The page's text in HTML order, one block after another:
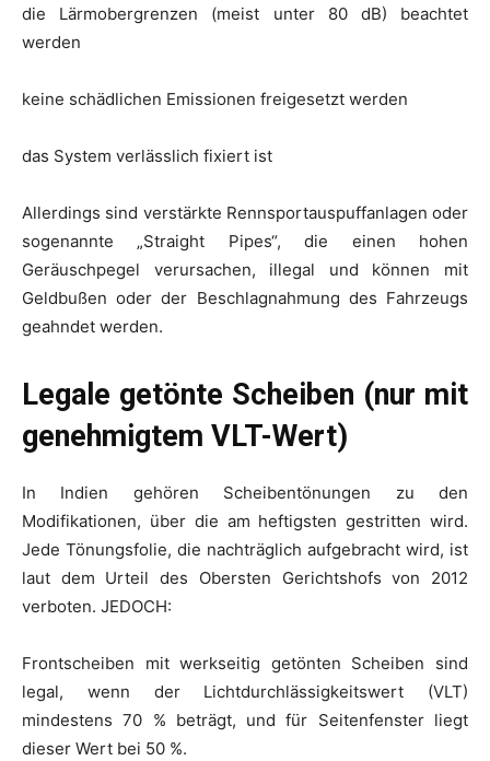
die Lärmobergrenzen (meist unter 80 dB) beachtet
werden
keine schädlichen Emissionen freigesetzt werden
das System verlässlich fixiert ist
Allerdings sind verstärkte Rennsportauspuffanlagen oder
sogenannte „Straight Pipes“, die einen hohen
Geräuschpegel verursachen, illegal und können mit
Geldbußen oder der Beschlagnahmung des Fahrzeugs
geahndet werden.
Legale getönte Scheiben (nur mit
genehmigtem VLT-Wert)
In Indien gehören Scheibentönungen zu den
Modifikationen, über die am heftigsten gestritten wird.
Jede Tönungsfolie, die nachträglich aufgebracht wird, ist
laut dem Urteil des Obersten Gerichtshofs von 2012
verboten. JEDOCH:
Frontscheiben mit werkseitig getönten Scheiben sind
legal, wenn der Lichtdurchlässigkeitswert (VLT)
mindestens 70 % beträgt, und für Seitenfenster liegt
dieser Wert bei 50 %.